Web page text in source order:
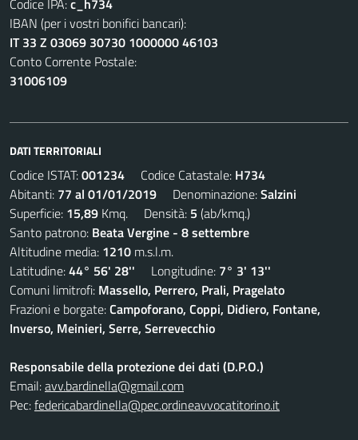
Codice IPA:c_h734
IBAN (per i vostri bonifici bancari):
IT 33 Z 03069 30730 1000000 46103
Conto Corrente Postale:
31006109
DATI TERRITORIALI
Codice ISTAT:001234 Codice Catastale: H734
Abitanti: 77 al 01/01/2019 Denominazione:Salzini
Superficie: 15,89 Kmq. Densità: 5 (ab/kmq.)
Santo patrono: Beata Vergine - 8 settembre
Altitudine media: 1210 m.s.l.m.
Latitudine:44° 56' 28'' Longitudine: 7° 3' 13''
Comuni limitrofi: Massello, Perrero, Prali, Pragelato
Frazioni e borgate:Campoforano, Coppi, Didiero, Fontane,
Inverso, Meinieri, Serre, Serrevecchio
Responsabile della protezione dei dati (D.P.O.)
Email:avv.bardinella@gmail.com
Pec:federicabardinella@pec.ordineavvocatitorino.it